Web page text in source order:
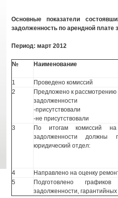
Основные показатели
задолженность по арендной плате
Период: март 2012
№ Наименование
1
Проведено комиссий
2
Предложено к рассмотрению
задолженности
-присутствовали
-не присутствовали
3
По итогам комиссий на
задолженности должны
юридический отдел:
4
Направлено на оценку
5
Подготовлено графиков
задолженности,